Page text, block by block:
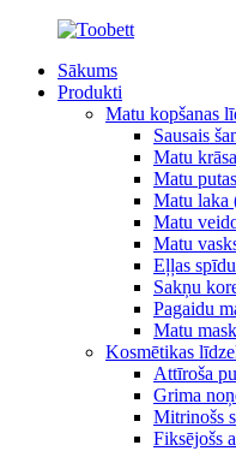
Sākums
Produkti
Matu kopšanas
Sausais
Matu
Matu putas
Matu laka
Matu
Matu
Eļļas
Sakņu
Pagaidu
Matu
Kosmētikas
Attīroša
Grima
Mitrinošs
Fiksējošs